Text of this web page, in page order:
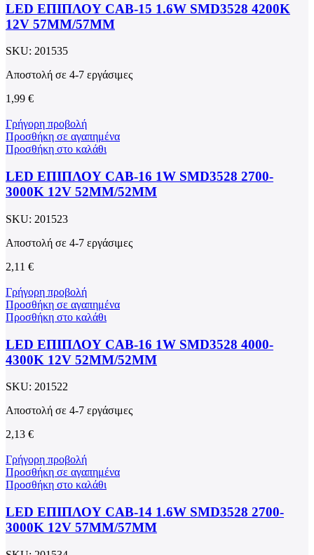
LED ΕΠΙΠΛΟΥ CAB-15 1.6W SMD3528 4200K
12V 57MM/57MM
SKU: 201535
Αποστολή σε 4-7 εργάσιμες
1,99 €
Γρήγορη προβολή
Προσθήκη σε αγαπημένα
Προσθήκη στο καλάθι
LED ΕΠΙΠΛΟΥ CAB-16 1W SMD3528 2700-
3000K 12V 52MM/52MM
SKU: 201523
Αποστολή σε 4-7 εργάσιμες
2,11 €
Γρήγορη προβολή
Προσθήκη σε αγαπημένα
Προσθήκη στο καλάθι
LED ΕΠΙΠΛΟΥ CAB-16 1W SMD3528 4000-
4300K 12V 52MM/52MM
SKU: 201522
Αποστολή σε 4-7 εργάσιμες
2,13 €
Γρήγορη προβολή
Προσθήκη σε αγαπημένα
Προσθήκη στο καλάθι
LED ΕΠΙΠΛΟΥ CAB-14 1.6W SMD3528 2700-
3000K 12V 57MM/57MM